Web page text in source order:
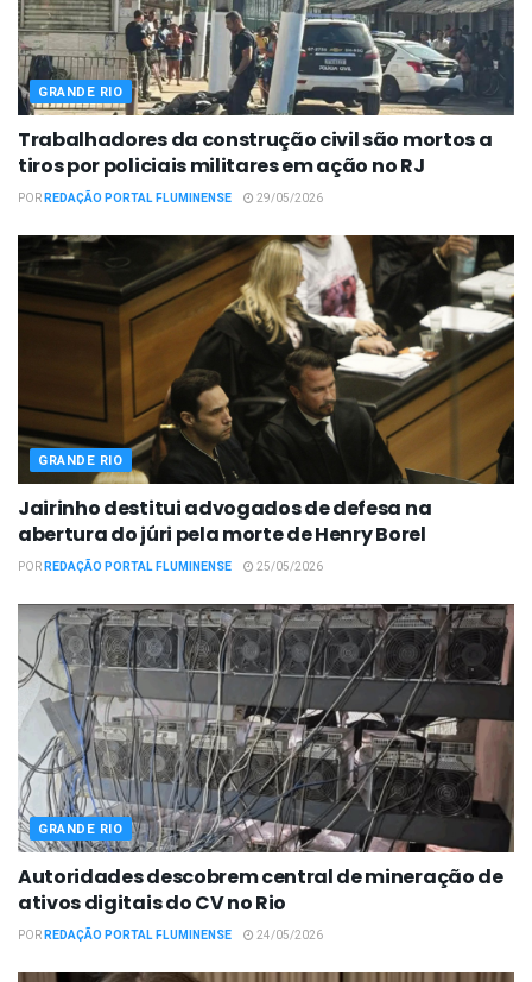
GRANDE RIO
Trabalhadores da construção civil são mortos a
tiros por policiais militares em ação no RJ
PORREDAÇÃO PORTAL FLUMINENSE 29/05/2026
GRANDE RIO
Jairinho destitui advogados de defesa na
abertura do júri pela morte de Henry Borel
PORREDAÇÃO PORTAL FLUMINENSE 25/05/2026
GRANDE RIO
Autoridades descobrem central de mineração de
ativos digitais do CV no Rio
PORREDAÇÃO PORTAL FLUMINENSE 24/05/2026